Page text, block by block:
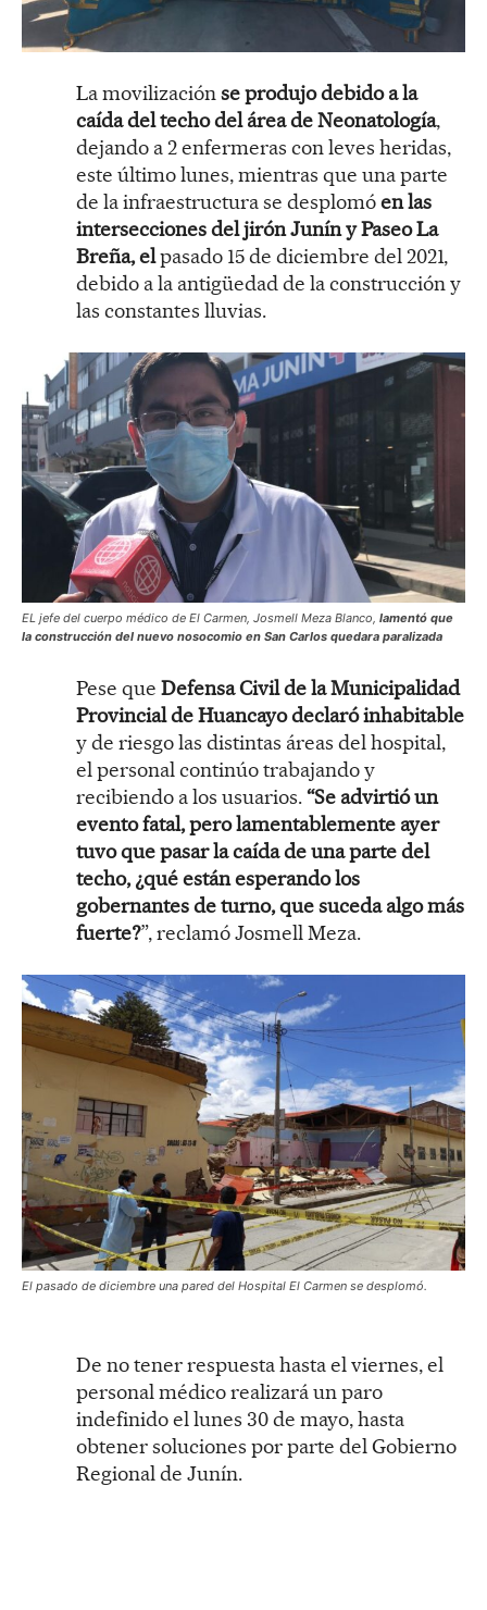
La movilizaciónse produjo debido a la
caída del techo del área de Neonatología,
dejando a 2 enfermeras con leves heridas,
este último lunes, mientras que una parte
de la infraestructura se desplomóen las
intersecciones del jirón Junín y Paseo La
Breña, elpasado 15 de diciembre del 2021,
debido a la antigüedad de la construcción y
las constantes lluvias.
EL jefe del cuerpo médico de El Carmen, Josmell Meza Blanco, lamentó que
la construcción del nuevo nosocomio en San Carlos quedara paralizada
Pese que Defensa Civil de la Municipalidad
Provincial de Huancayo declaró inhabitable
y de riesgo las distintas áreas del hospital,
el personal continúo trabajando y
recibiendo a los usuarios.“Se advirtió un
evento fatal, pero lamentablemente ayer
tuvo que pasar la caída de una parte del
techo, ¿qué están esperando los
gobernantes de turno, que suceda algo más
fuerte?”, reclamó Josmell Meza.
El pasado de diciembre una pared del Hospital El Carmen se desplomó.
De no tener respuesta hasta el viernes, el
personal médico realizará un paro
indefinido el lunes 30 de mayo, hasta
obtener soluciones por parte del Gobierno
Regional de Junín.